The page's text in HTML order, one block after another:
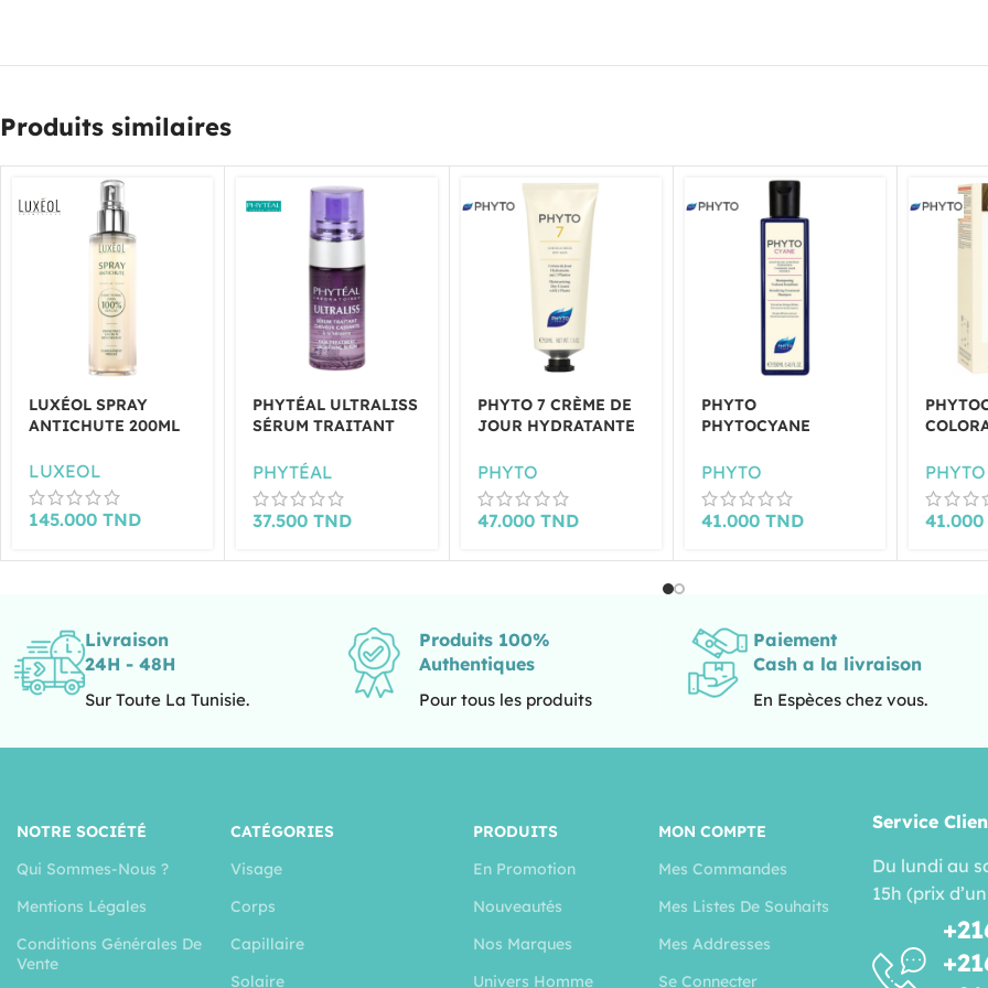
Produits similaires
LUXÉOL SPRAY
ANTICHUTE 200ML
LUXEOL
145.000 TND
PHYTÉAL ULTRALISS
SÉRUM TRAITANT
PHYTÉAL
37.500TND
PHYTO 7 CRÈME DE
JOUR HYDRATANTE
PHYTO
47.000 TND
PHYTO
PHYTOCYANE
TRAITANT
DENSIFIANT 250 ML
PHYTO
41.000 TND
BLOND
DORÉ-
PHYTO
Livraison
24H - 48H
Sur Toute La Tunisie.
Produits 100%
Authentiques
Pour tous les produits
Paiement
Cash a la livraison
En Espèces chez vous.
NOTRE SOCIÉTÉ
Qui Sommes-Nous ?
Mentions Légales
Conditions Générales De
Vente
CATÉGORIES
Visage
Corps
Capillaire
Solaire
PRODUITS
En Promotion
Nouveautés
Nos Marques
Univers Homme
MON COMPTE
Mes Commandes
Mes Listes De Souhaits
Mes Addresses
Se Connecter
Service
Du lundi au
15h (prix